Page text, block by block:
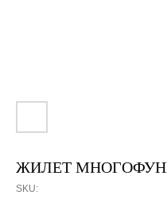
ЖИЛЕТ
SKU: